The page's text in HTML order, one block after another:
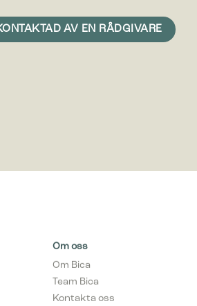
Om oss
Om Bica
Team Bica
Kontakta oss